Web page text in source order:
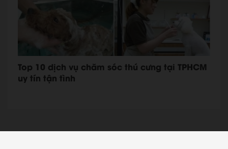
Top 10 dịch vụ chăm sóc thú cưng tại TPHCM
uy tín tận tình